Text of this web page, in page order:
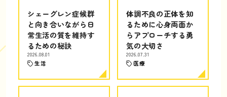
シェーグレン症候群
と向き合いながら日
常生活の質を維持す
るための秘訣
2026.08.01
生活
体調不良の正体を知
るために心身両面か
らアプローチする勇
気の大切さ
2026.07.31
医療